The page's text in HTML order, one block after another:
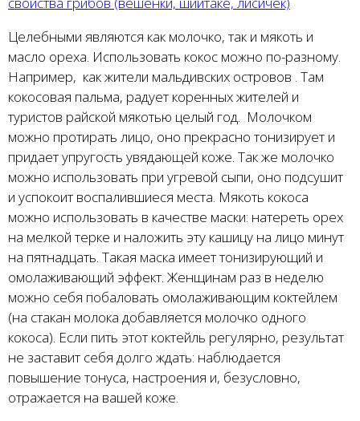
Целебными являются как молочко, так и мякоть и
масло ореха. Использовать кокос можно по-разному.
Например, как жители мальдивских островов . Там
кокосовая пальма, радует коренных жителей и
туристов райской мякотью целый год. Молочком
можно протирать лицо, оно прекрасно тонизирует и
придает упругость увядающей коже. Так же молочко
можно использовать при угревой сыпи, оно подсушит
и успокоит воспалившиеся места. Мякоть кокоса
можно использовать в качестве маски: натереть орех
на мелкой терке и наложить эту кашицу на лицо минут
на пятнадцать. Такая маска имеет тонизирующий и
омолаживающий эффект. Женщинам раз в неделю
можно себя побаловать омолаживающим коктейлем
(на стакан молока добавляется молочко одного
кокоса). Если пить этот коктейль регулярно, результат
не заставит себя долго ждать: наблюдается
повышение тонуса, настроения и, безусловно,
отражается на вашей коже.